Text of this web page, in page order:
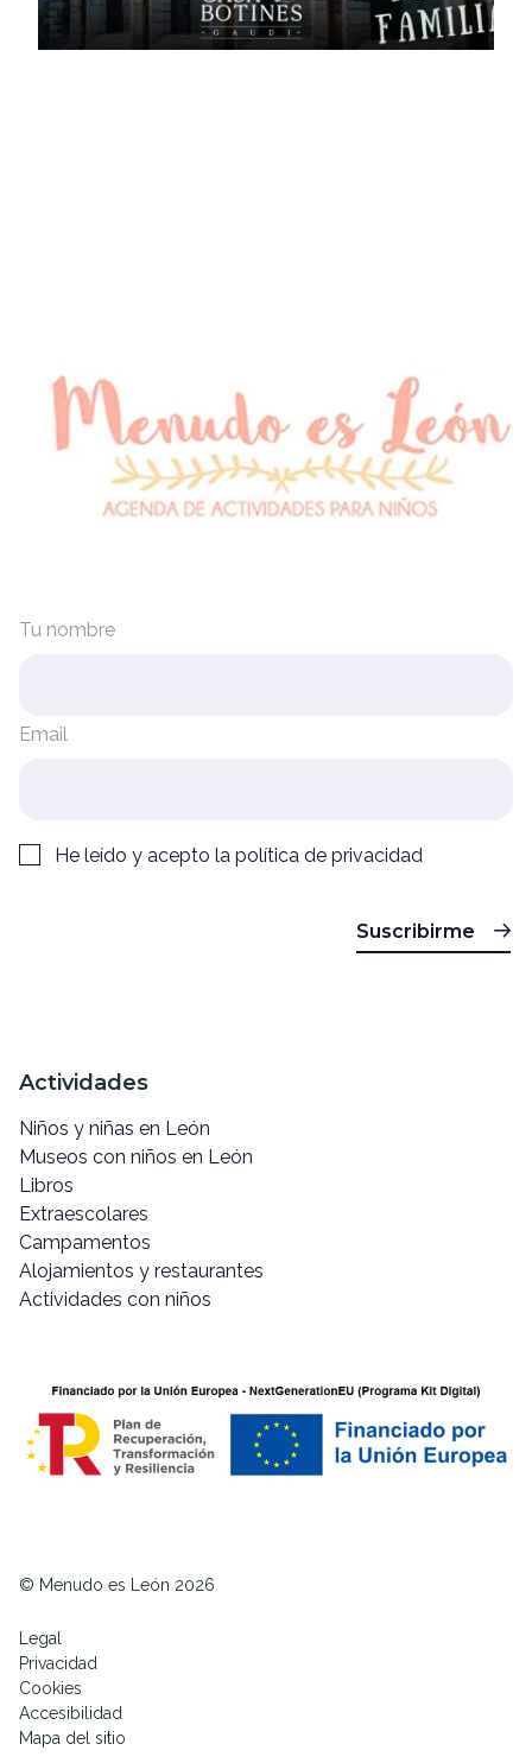
Tu nombre
Email
He leído y acepto la política de privacidad
Suscribirme
Actividades
Niños y niñas en León
Museos con niños en León
Libros
Extraescolares
Campamentos
Alojamientos y restaurantes
Actividades con niños
© Menudo es León 2026
Legal
Privacidad
Cookies
Accesibilidad
Mapa del sitio